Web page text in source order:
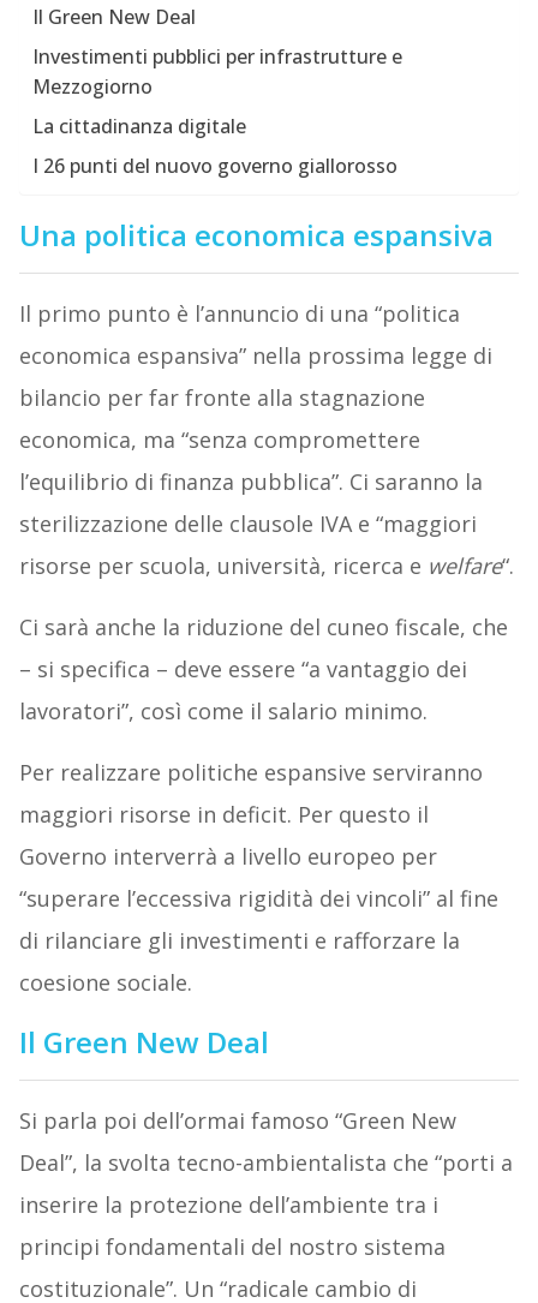
Il Green New Deal
Investimenti pubblici per infrastrutture e
Mezzogiorno
La cittadinanza digitale
I 26 punti del nuovo governo giallorosso
Una politica economica espansiva
Il primo punto è l’annuncio di una “politica
economica espansiva” nella prossima legge di
bilancio per far fronte alla stagnazione
economica, ma “senza compromettere
l’equilibrio di finanza pubblica”. Ci saranno la
sterilizzazione delle clausole IVA e “maggiori
risorse per scuola, università, ricerca e welfare“.
Ci sarà anche la riduzione del cuneo fiscale, che
– si specifica – deve essere “a vantaggio dei
lavoratori”, così come il salario minimo.
Per realizzare politiche espansive serviranno
maggiori risorse in deficit. Per questo il
Governo interverrà a livello europeo per
“superare l’eccessiva rigidità dei vincoli” al fine
di rilanciare gli investimenti e rafforzare la
coesione sociale.
Il Green New Deal
Si parla poi dell’ormai famoso “Green New
Deal”, la svolta tecno-ambientalista che “porti a
inserire la protezione dell’ambiente tra i
principi fondamentali del nostro sistema
costituzionale”. Un “radicale cambio di